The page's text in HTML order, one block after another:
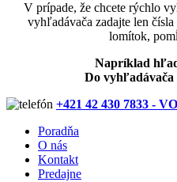
V prípade, že chcete rýchlo
vyhľadávača zadajte len
lomítok,
Napríklad
Do vyhľadávača
+421 42 430 7833 -
Poradňa
O nás
Kontakt
Predajne